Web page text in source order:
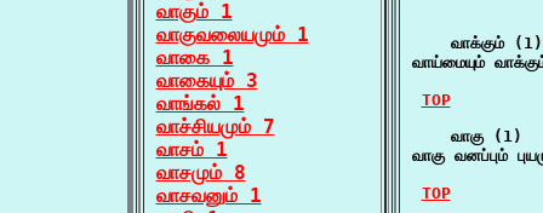
வாகும் 1
வாகுவலையமும் 1
வாகை 1
வாகையும் 3
வாங்கல் 1
வாச்சியமும் 7
வாசம் 1
வாசமும் 8
வாசவனும் 1
    வாக்கும் (1)
வாய்மையும்
TOP
    வாகு (1)
வாகு வனப்பும்
TOP